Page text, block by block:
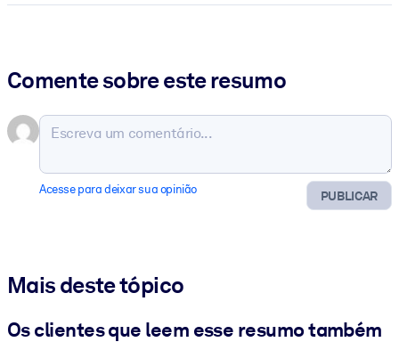
Comente sobre este resumo
PUBLICAR
Acesse para deixar sua opinião
Mais deste tópico
Os clientes que leem esse resumo também